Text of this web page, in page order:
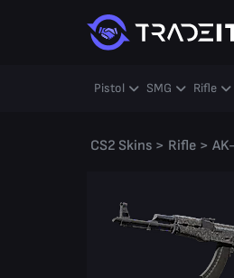
Pistol SMG Rifle
CS2 Skins > Rifle >